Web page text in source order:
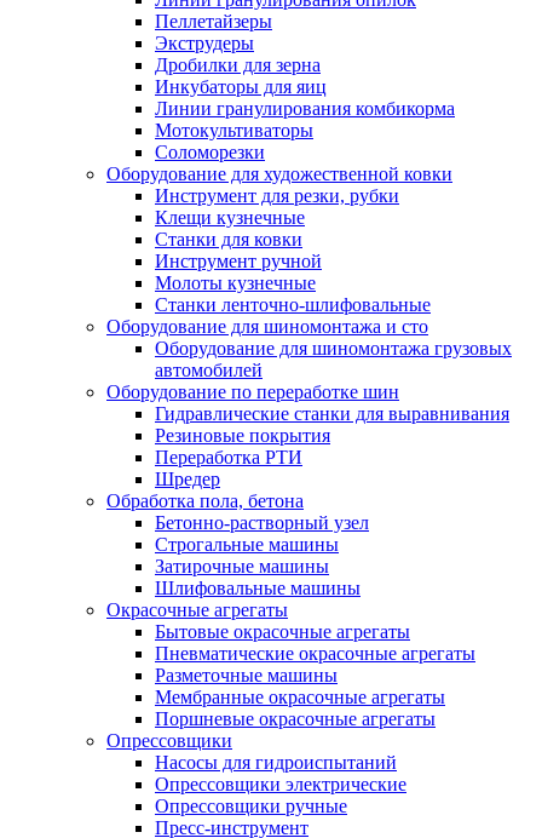
Пеллетайзеры
Экструдеры
Дробилки для зерна
Инкубаторы для яиц
Линии гранулирования комбикорма
Мотокультиваторы
Соломорезки
Оборудование для художественной ковки
Инструмент для резки, рубки
Клещи кузнечные
Станки для ковки
Инструмент ручной
Молоты кузнечные
Станки ленточно-шлифовальные
Оборудование для шиномонтажа и сто
Оборудование для шиномонтажа грузовых
автомобилей
Оборудование по переработке шин
Гидравлические станки для выравнивания
Резиновые покрытия
Переработка РТИ
Шредер
Обработка пола, бетона
Бетонно-растворный узел
Строгальные машины
Затирочные машины
Шлифовальные машины
Окрасочные агрегаты
Бытовые окрасочные агрегаты
Пневматические окрасочные агрегаты
Разметочные машины
Мембранные окрасочные агрегаты
Поршневые окрасочные агрегаты
Опрессовщики
Насосы для гидроиспытаний
Опрессовщики электрические
Опрессовщики ручные
Пресс-инструмент